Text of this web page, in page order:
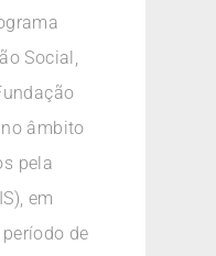
Social,
no âmbito
pela
em
de